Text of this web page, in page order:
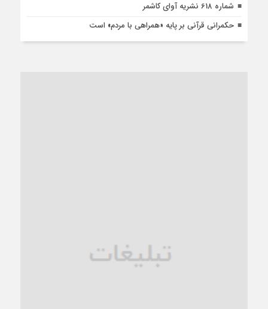
شماره 618 نشریه آوای کاشمر
حکمرانی قرآنی بر پایه «همراهی با مردم» است